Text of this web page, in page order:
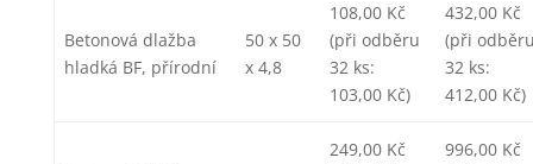
Betonová dlažba
hladká BF, přírodní
50 x 50
x 4,8
108,00 Kč
(při odběru
32 ks:
103,00 Kč)
432,00 Kč
(při
32 ks:
412,00 Kč)
249,00 Kč
996,00 Kč